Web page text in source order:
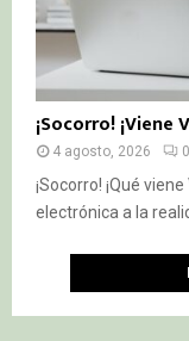
¡Socorro! ¡Viene
4 agosto, 2026 0
¡Socorro! ¡Qué
electrónica a la